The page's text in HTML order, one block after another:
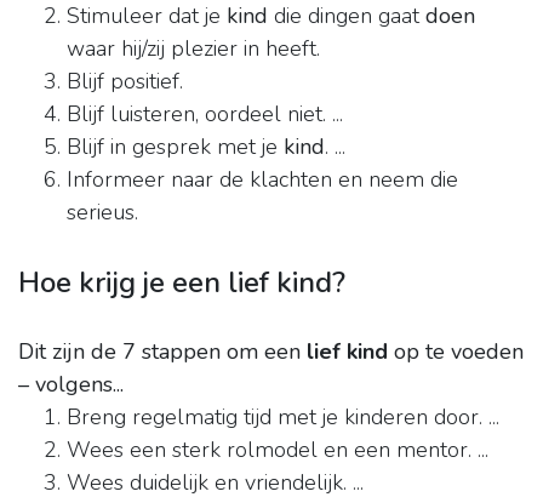
Stimuleer dat je kind die dingen gaatdoen
waar hij/zij plezier in heeft.
Blijf positief.
Blijf luisteren, oordeel niet. ...
Blijf in gesprek met je kind. ...
Informeer naar de klachten en neem die
serieus.
Hoe krijg je een lief kind?
Dit zijn de 7 stappen om een lief kind op te voeden
– volgens...
Breng regelmatig tijd met je kinderen door. ...
Wees een sterk rolmodel en een mentor. ...
Wees duidelijk en vriendelijk. ...